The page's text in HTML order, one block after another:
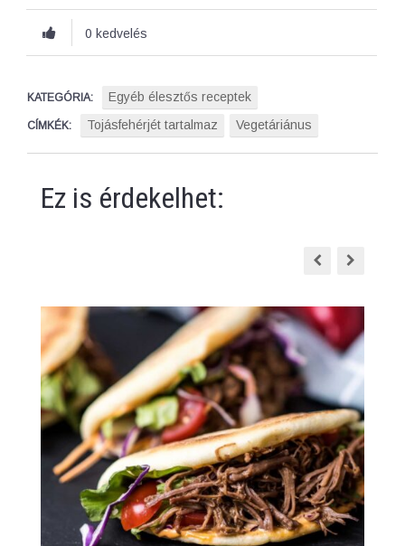
0 kedvelés
KATEGÓRIA: Egyéb élesztős receptek
CÍMKÉK: Tojásfehérjét tartalmaz Vegetáriánus
Ez is érdekelhet: